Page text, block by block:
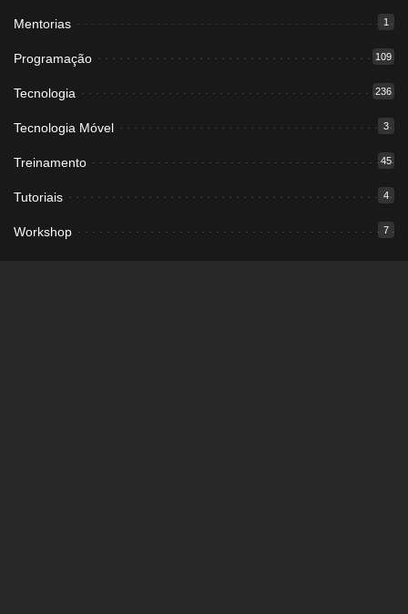
Mentorias 1
Programação 109
Tecnologia 236
Tecnologia Móvel 3
Treinamento 45
Tutoriais 4
Workshop 7